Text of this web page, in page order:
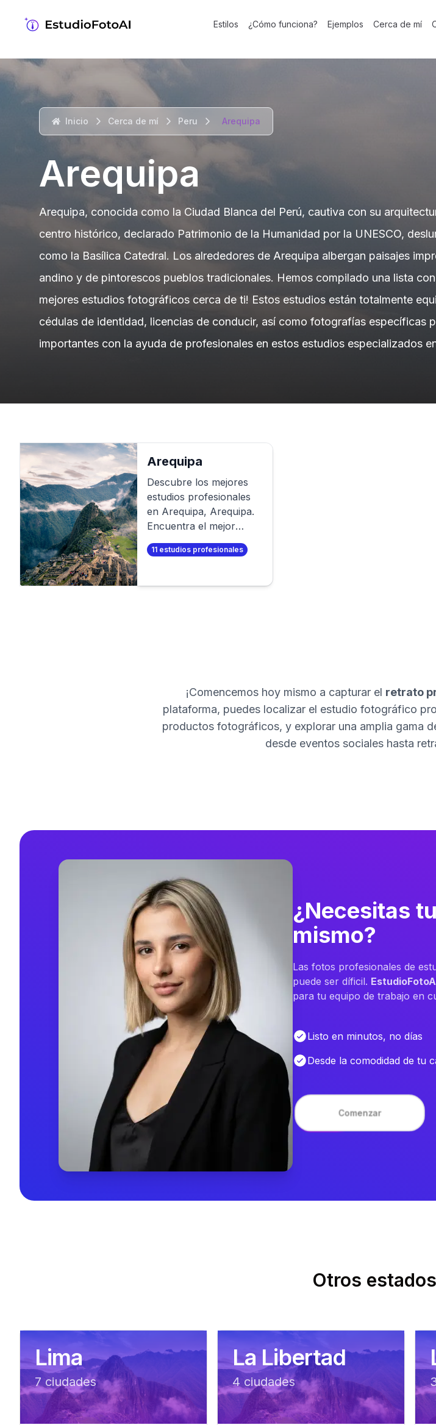
Estilos ¿Cómo funciona? Ejemplos Cerca de mí
Inicio Cerca de mí Peru Arequipa
Arequipa
Arequipa, conocida como la Ciudad Blanca del Perú, cautiva con su
centro histórico, declarado Patrimonio de la Humanidad por la UNESCO,
como la Basílica Catedral. Los alrededores de Arequipa albergan paisajes
andino y de pintorescos pueblos tradicionales. Hemos compilado una lista
mejores estudios fotográficos cerca de ti! Estos estudios están totalmente
cédulas de identidad, licencias de conducir, así como fotografías específicas
importantes con la ayuda de profesionales en estos estudios especializados
Arequipa
Descubre los mejores
estudios profesionales
en Arequipa, Arequipa.
Encuentra el mejor
fotógrafo para tu sesión
de fotos profesional. O
propias fotos
11 estudios profesionales
¡Comencemos hoy mismo a capturar el retrato
plataforma, puedes localizar el estudio fotográfico
productos fotográficos, y explorar una amplia gama
desde eventos sociales hasta
¿Necesitas
mismo?
Las fotos profesionales de
puede ser díficil.
para tu equipo de trabajo en
Listo en minutos, no días
Desde la comodidad de tu
Comenzar
Otros
Lima
7ciudades
La Libertad
4 ciudades